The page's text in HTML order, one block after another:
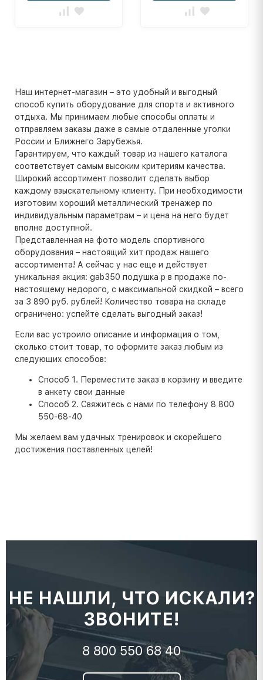
Наш интернет-магазин – это удобный и выгодный
способ купить оборудование для спорта и активного
отдыха. Мы принимаем любые способы оплаты и
отправляем заказы даже в самые отдаленные уголки
России и Ближнего Зарубежья.
Гарантируем, что каждый товар из нашего каталога
соответствует самым высоким критериям качества.
Широкий ассортимент позволит сделать выбор
каждому взыскательному клиенту. При необходимости
изготовим хороший металлический тренажер по
индивидуальным параметрам – и цена на него будет
вполне доступной.
Представленная на фото модель спортивного
оборудования – настоящий хит продаж нашего
ассортимента! А сейчас у нас еще и действует
уникальная акция: gab350 подушка p в продаже по-
настоящему недорого, с максимальной скидкой – всего
за 3 890 руб. рублей! Количество товара на складе
ограничено: успейте сделать выгодный заказ!
Если вас устроило описание и информация о том,
сколько стоит товар, то оформите заказ любым из
следующих способов:
Способ 1. Переместите заказ в корзину и введите
в анкету свои данные
Способ 2. Свяжитесь с нами по телефону 8 800
550-68-40
Мы желаем вам удачных тренировок и скорейшего
достижения поставленных целей!
НЕ НАШЛИ, ЧТО ИСКАЛИ?
ЗВОНИТЕ!
8 800 550 68 40